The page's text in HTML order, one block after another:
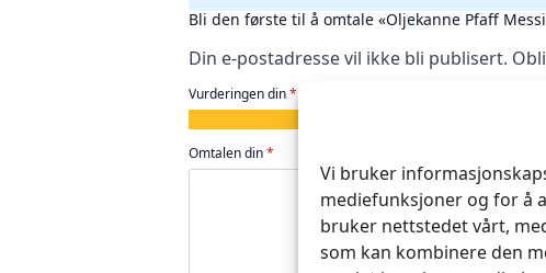
Vi bruker
mediefunksjoner og for å
bruker nettstedet vårt,
som kan kombinere den
Bli den første til å omtale «Oljekanne Pfaff
Din e-postadresse vil ikke bli publisert.
Vurderingen din*
av
5
av
5
av
5
av
5
stjerner
5
stjerner
Omtalen din*